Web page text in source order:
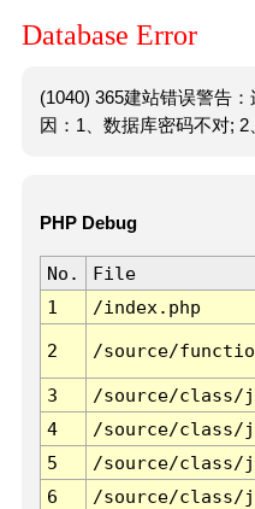
Database Error
(1040) 365建站错误警告
因：1、数据库密码不对; 2
PHP Debug
No. File
1
/index.php
2 /source/
3 /source/class/
4
/source/class/
5
/source/class/
6
/source/class/